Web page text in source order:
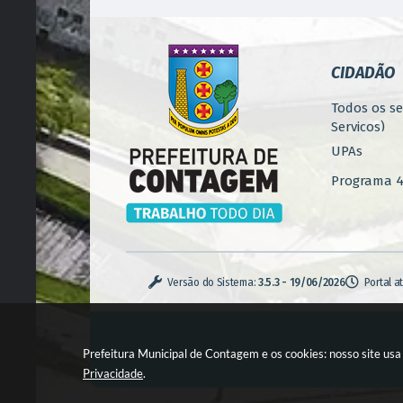
Prefeitura Municipal de Contagem e os cookies: nosso site
Privacidade.
CIDADÃO
Todos os
Serviços)
UPAs
Programa
Iluminação
Serviços
Zoonoses
Versão do Sistema: 3.5.3 - 19/06/2026 Portal